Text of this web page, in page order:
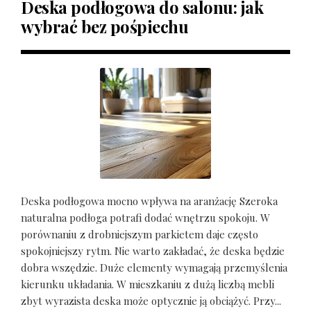
Deska podłogowa do salonu: jak
wybrać bez pośpiechu
Deska podłogowa mocno wpływa na aranżację Szeroka
naturalna podłoga potrafi dodać wnętrzu spokoju. W
porównaniu z drobniejszym parkietem daje często
spokojniejszy rytm. Nie warto zakładać, że deska będzie
dobra wszędzie. Duże elementy wymagają przemyślenia
kierunku układania. W mieszkaniu z dużą liczbą mebli
zbyt wyrazista deska może optycznie ją obciążyć. Przy...